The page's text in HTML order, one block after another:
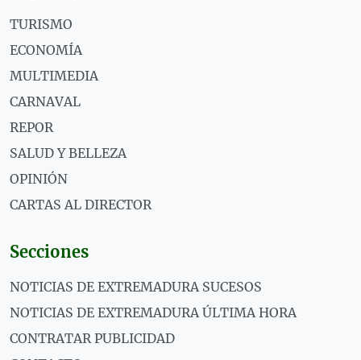
TURISMO
ECONOMÍA
MULTIMEDIA
CARNAVAL
REPOR
SALUD Y BELLEZA
OPINIÓN
CARTAS AL DIRECTOR
Secciones
NOTICIAS DE EXTREMADURA SUCESOS
NOTICIAS DE EXTREMADURA ÚLTIMA HORA
CONTRATAR PUBLICIDAD